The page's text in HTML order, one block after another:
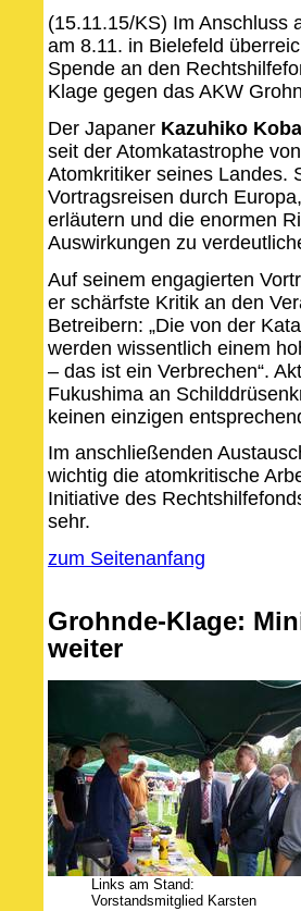
(15.11.15/KS) Im Anschluss
am 8.11. in Bielefeld
Spende an den
Klage gegen das AKW
Der Japaner Kazuhiko
seit der Atomkatastrophe
Atomkritiker seines Landes.
Vortragsreisen durch
erläutern und die enormen
Auswirkungen zu
Auf seinem engagierten
er schärfste Kritik an den
Betreibern: „Die von der
werden wissentlich einem
– das ist ein Verbrechen“.
Fukushima an
keinen einzigen
Im anschließenden
wichtig die atomkritische
Initiative des
sehr.
zum Seitenanfang
Grohnde-Klage:
weiter
Links am Stand:
Vorstandsmitglied Karsten